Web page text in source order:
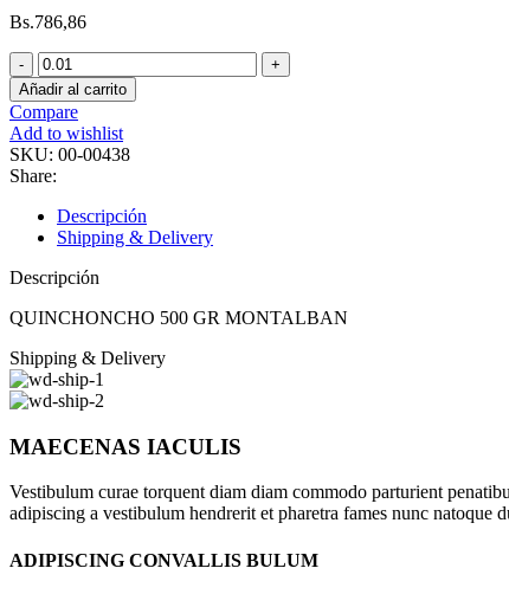
Bs.786,86
QUINCHONCHO
500
GR
MONTALBAN
cantidad
Añadir al carrito
Compare
Add to wishlist
SKU: 00-00438
Share:
Descripción
Shipping & Delivery
Descripción
QUINCHONCHO 500 GR MONTALBAN
Shipping & Delivery
MAECENAS IACULIS
Vestibulum curae torquent diam diam commodo parturient
adipiscing a vestibulum hendrerit et pharetra fames nunc natoque
ADIPISCING CONVALLIS BULUM